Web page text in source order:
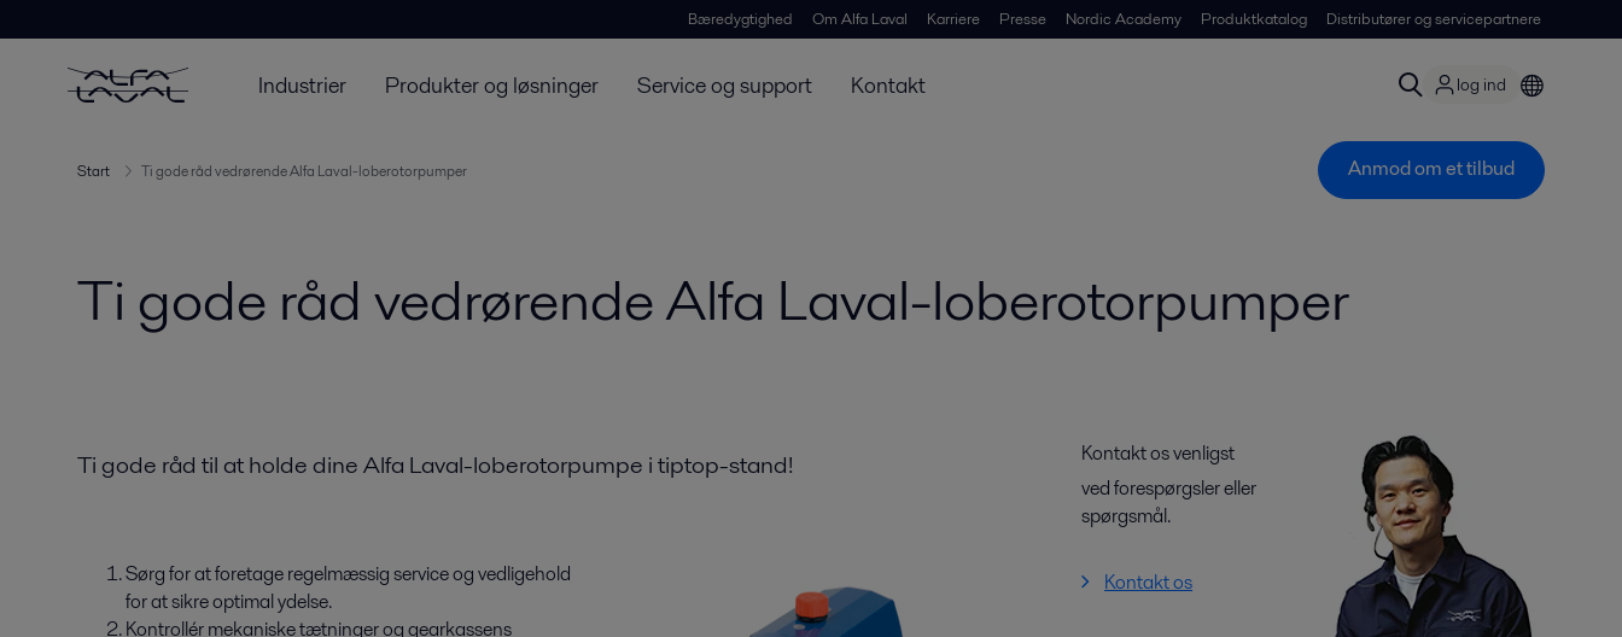
Bæredygtighed Om Alfa Laval Karriere Presse Nordic Academy Produktkatalog Distributører og servicepartnere
Industrier Produkter og løsninger Service og support Kontakt log ind
Start Ti gode råd vedrørende Alfa Laval-loberotorpumper Anmod om et tilbud
Ti gode råd vedrørende Alfa Laval-loberotorpumper
Ti gode råd til at holde dine Alfa Laval-loberotorpumpe i tiptop-stand!
Sørg for at foretage regelmæssig service og vedligehold
for at sikre optimal ydelse.
Kontrollér mekaniske tætninger og gearkassens
Kontakt os venligst
ved forespørgsler eller
spørgsmål.
Kontakt os